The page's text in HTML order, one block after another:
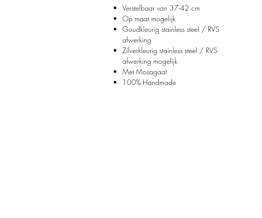
Verstelbaar van 37-42 cm
Op maat mogelijk
Goudkleurig stainless steel / RVS
afwerking
Zilverkleurig stainless steel / RVS
afwerking mogelijk
Met Mosagaat
100% Handmade